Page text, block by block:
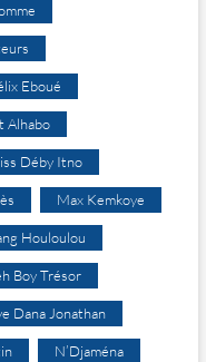
Eboué
Alhabo
Déby Itno
Max Kemkoye
Houloulou
Boy Trésor
Dana Jonathan
N’Djaména